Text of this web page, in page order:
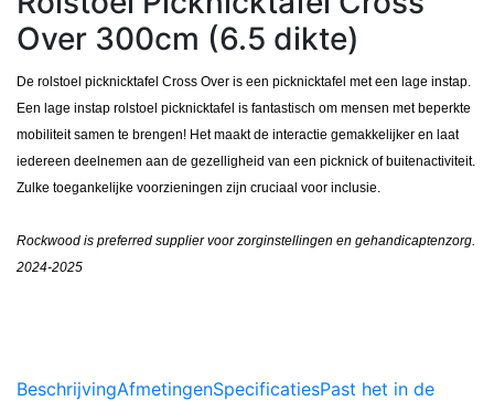
Over 300cm (6.5 dikte)
De rolstoel picknicktafel Cross Over is een picknicktafel met een lage instap.
Een lage instap rolstoel picknicktafel is fantastisch om mensen met beperkte
mobiliteit samen te brengen! Het maakt de interactie gemakkelijker en laat
iedereen deelnemen aan de gezelligheid van een picknick of buitenactiviteit.
Zulke toegankelijke voorzieningen zijn cruciaal voor inclusie.
Rockwood is preferred supplier voor zorginstellingen en gehandicaptenzorg.
2024-2025
BeschrijvingAfmetingenSpecificatiesPast het in de